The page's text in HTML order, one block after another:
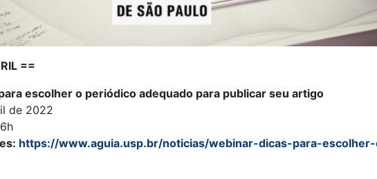
==
escolher o periódico adequado para publicar seu artigo
de 2022
https://www.aguia.usp.br/noticias/webinar-dicas-para-